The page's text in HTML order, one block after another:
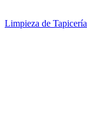
Limpieza de Tapicería